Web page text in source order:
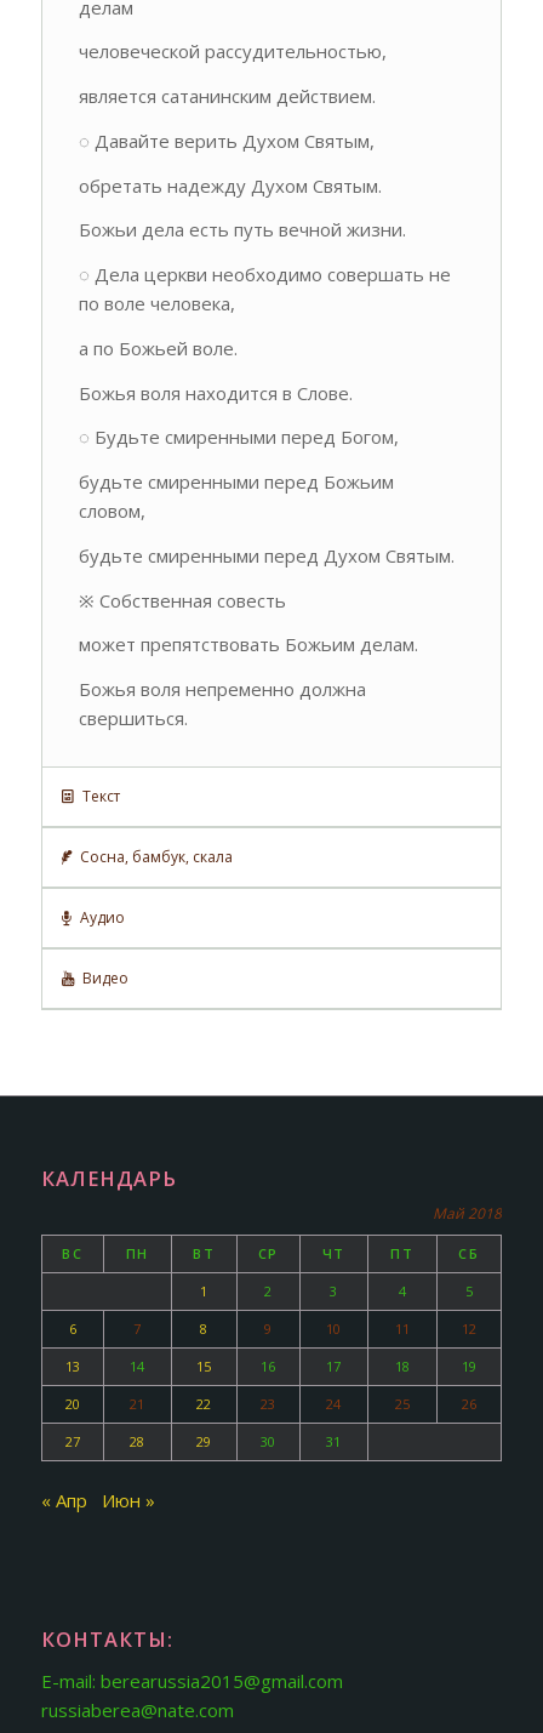
делам
человеческой рассудительностью,
является сатанинским действием.
◌ Давайте верить Духом Святым,
обретать надежду Духом Святым.
Божьи дела есть путь вечной жизни.
◌ Дела церкви необходимо совершать не
по воле человека,
а по Божьей воле.
Божья воля находится в Слове.
◌ Будьте смиренными перед Богом,
будьте смиренными перед Божьим
словом,
будьте смиренными перед Духом Святым.
※ Собственная совесть
может препятствовать Божьим делам.
Божья воля непременно должна
свершиться.
Текст
Сосна, бамбук, скала
Аудио
Видео
КАЛЕНДАРЬ
Май 2018
ВС ПН ВТ СР ЧТ ПТ СБ
1 2 3 4 5
6 7 8 9 10 11 12
13 14 15 16 17 18 19
20 21 22 23 24 25 26
27 28 29 30 31
« Апр Июн »
КОНТАКТЫ:
E-mail: berearussia2015@gmail.com
russiaberea@nate.com